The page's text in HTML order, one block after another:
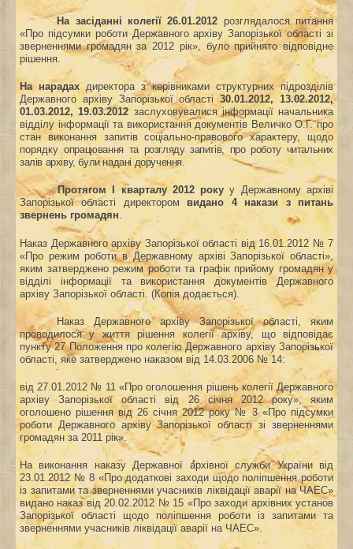
На засіданні колегії 26.01.2012 розглядалося питання
«Про підсумки роботи Державного архіву Запорізької області зі
зверненнями громадян за 2012 рік», було прийнято відповідне
рішення.
На нарадахдиректора з керівниками структурних підрозділів
Державного архіву Запорізької області30.01.2012, 13.02.2012,
01.03.2012, 19.03.2012заслуховувалися інформації начальника
відділу інформації та використання документів Величко О.Г. про
стан виконання запитів соціально-правового характеру, щодо
порядкуопрацювання та розгляду запитів, про роботу читальних
залів архіву, були надані доручення.
Протягом І кварталу 2012 року у Державному архіві
Запорізької області директором видано 4 накази з питань
звернень громадян.
Наказ Державного архіву Запорізької області від 16.01.2012 № 7
«Про режим роботи в Державному архіві Запорізької області»,
яким затверджено режим роботи та графік прийому громадян у
відділі інформації та використання документів Державного
архіву Запорізької області. (Копія додається).
Наказ Державного архіву Запорізької області, яким
проводилося у життя рішення колегії архіву, що відповідає
пункту 27 Положення про колегію Державного архіву Запорізької
області, яке затверджено наказом від 14.03.2006 № 14:
від 27.01.2012 № 11 «Про оголошення рішень колегії Державного
архіву Запорізької області від 26 січня 2012 року», яким
оголошено рішення від 26 січня 2012 року № 3 «Про підсумки
роботи Державного архіву Запорізької області зі зверненнями
громадян за 2011 рік».
На виконання наказу Державної архівної служби України від
23.01.2012 № 8 «Про додаткові заходи щодо поліпшення роботи
із запитами та зверненнями учасників ліквідації аварії на ЧАЕС»
видано наказ від 20.02.2012 № 15 «Про заходи архівних установ
Запорізької області щодо поліпшення роботи із запитами та
зверненнями учасників ліквідації аварії на ЧАЕС».